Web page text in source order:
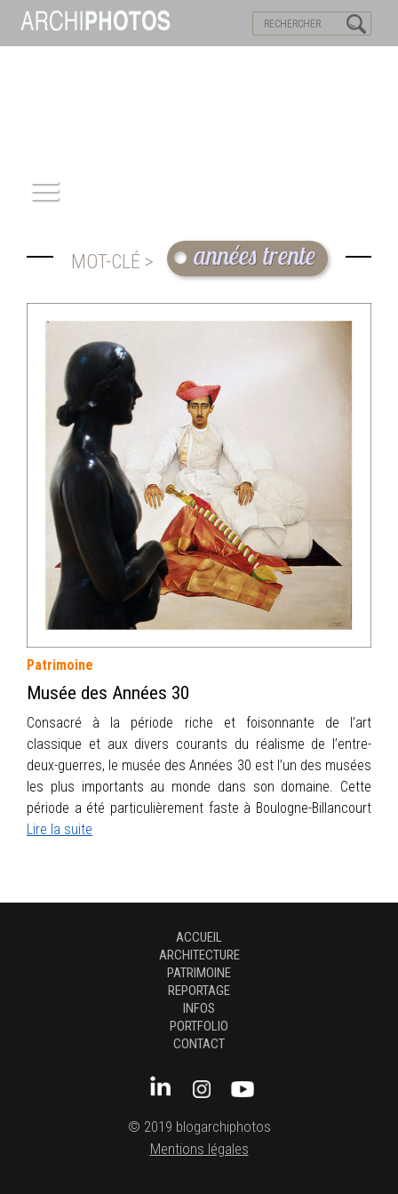
PATRIMOINE
REPORTAGE
INFOS
PORTFOLIO
CONTACT
MOT-CLÉ > années trente
Patrimoine
Musée des Années 30
Consacré à la période riche et foisonnante de l’art
classique et aux divers courants du réalisme de l’entre-
deux-guerres, le musée des Années 30 est l’un des musées
les plus importants au monde dans son domaine. Cette
période a été particulièrement faste à Boulogne-Billancourt
Lire la suite
ACCUEIL
ARCHITECTURE
PATRIMOINE
REPORTAGE
INFOS
PORTFOLIO
CONTACT
© 2019 blogarchiphotos
Mentions légales